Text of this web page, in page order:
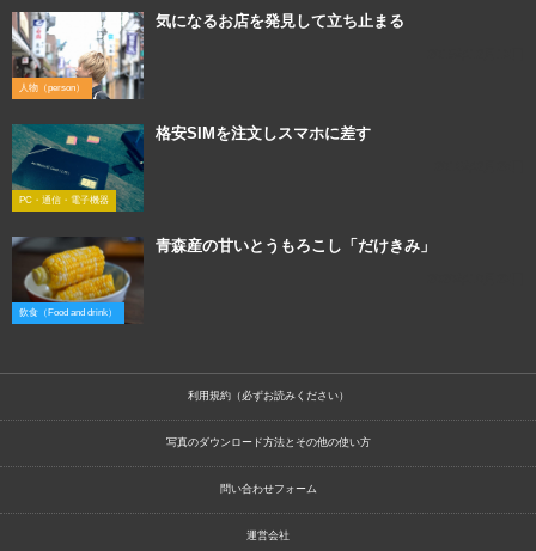
人物（person）
気になるお店を発見して立ち止まる
PC・通信・電子機器
格安SIMを注文しスマホに差す
飲食（Food and drink）
青森産の甘いとうもろこし「だけきみ」
利用規約（必ずお読みください）
写真のダウンロード方法とその他の使い方
問い合わせフォーム
運営会社